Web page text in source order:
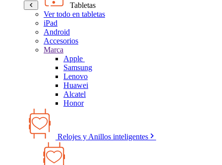
Tabletas
Ver todo en tabletas
iPad
Android
Accesorios
Marca
Apple
Samsung
Lenovo
Huawei
Alcatel
Honor
Relojes y Anillos inteligentes